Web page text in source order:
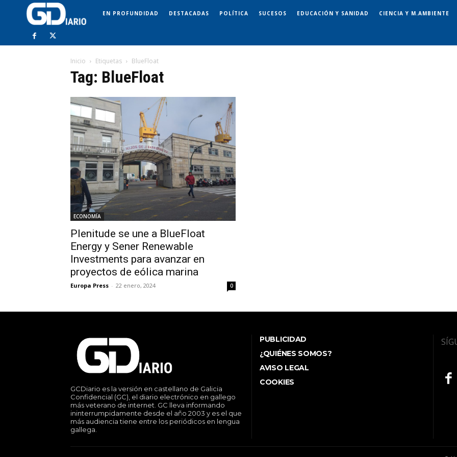
EN PROFUNDIDAD DESTACADAS POLÍTICA SUCESOS EDUCACIÓN Y SANIDAD CIENCIA Y M.AMBIENTE
Inicio Etiquetas BlueFloat
Tag: BlueFloat
ECONOMÍA
Plenitude se une a BlueFloat
Energy y Sener Renewable
Investments para avanzar en
proyectos de eólica marina
Europa Press - 22 enero, 2024 0
GCDiario es la versión en castellano de Galicia
Confidencial (GC), el diario electrónico en gallego
más veterano de internet. GC lleva informando
ininterrumpidamente desde el año 2003 y es el que
más audiencia tiene entre los periódicos en lengua
gallega.
PUBLICIDAD
¿QUIÉNES SOMOS?
AVISO LEGAL
COOKIES